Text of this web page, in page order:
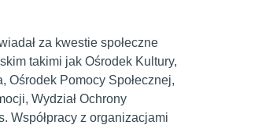
za kwestie społeczne
takimi jak Ośrodek Kultury,
Ośrodek Pomocy Społecznej,
Wydział Ochrony
Współpracy z organizacjami